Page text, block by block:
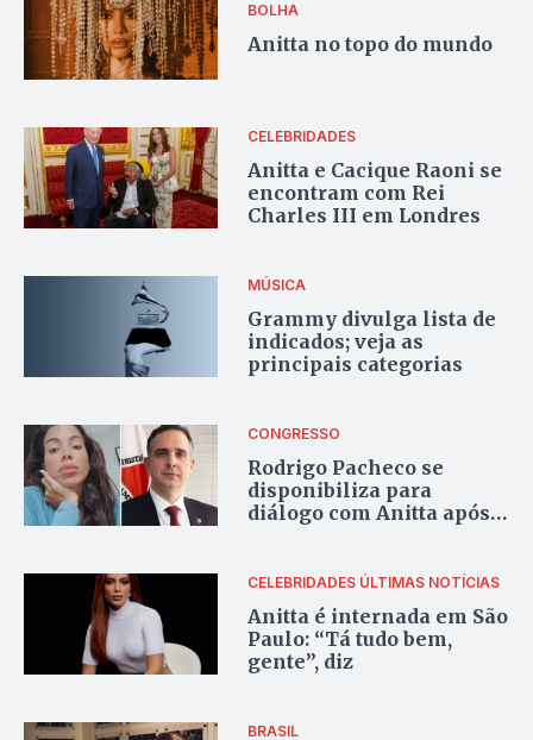
BOLHA
Anitta no topo do mundo
CELEBRIDADES
Anitta e Cacique Raoni se
encontram com Rei
Charles III em Londres
MÚSICA
Grammy divulga lista de
indicados; veja as
principais categorias
CONGRESSO
Rodrigo Pacheco se
disponibiliza para
diálogo com Anitta após
oposição critica
CELEBRIDADES ÚLTIMAS NOTÍCIAS
Anitta é internada em São
Paulo: “Tá tudo bem,
gente”, diz
BRASIL